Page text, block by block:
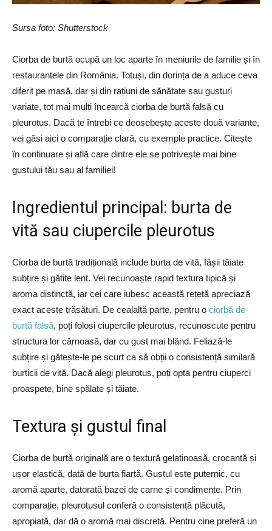
Sursa foto: Shutterstock
Ciorba de burtă ocupă un loc aparte în meniurile de familie și în
restaurantele din România. Totuși, din dorința de a aduce ceva
diferit pe masă, dar și din rațiuni de sănătate sau gusturi
variate, tot mai mulți încearcă ciorba de burtă falsă cu
pleurotus. Dacă te întrebi ce deosebește aceste două variante,
vei găsi aici o comparație clară, cu exemple practice. Citește
în continuare și află care dintre ele se potrivește mai bine
gustului tău sau al familiei!
Ingredientul principal: burta de
vită sau ciupercile pleurotus
Ciorba de burtă tradițională include burta de vită, fâșii tăiate
subțire și gătite lent. Vei recunoaște rapid textura tipică și
aroma distinctă, iar cei care iubesc această rețetă apreciază
exact aceste trăsături. De cealaltă parte, pentru o ciorbă de
burtă falsă, poți folosi ciupercile pleurotus, recunoscute pentru
structura lor cărnoasă, dar cu gust mai blând. Feliază-le
subțire și gătește-le pe scurt ca să obții o consistență similară
burticii de vită. Dacă alegi pleurotus, poți opta pentru ciuperci
proaspete, bine spălate și tăiate.
Textura și gustul final
Ciorba de burtă originală are o textură gelatinoasă, crocantă și
ușor elastică, dată de burta fiartă. Gustul este puternic, cu
aromă aparte, datorată bazei de carne și condimente. Prin
comparație, pleurotusul conferă o consistență plăcută,
apropiată, dar dă o aromă mai discretă. Pentru cine preferă un